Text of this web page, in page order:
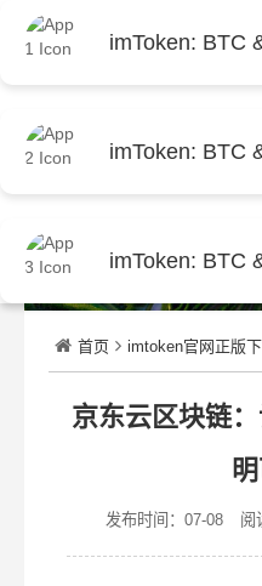
imToken: BTC
imToken: BTC
imToken: BTC
首页 imtoken官网正版
京东云区块链
发布时间：07-08 阅